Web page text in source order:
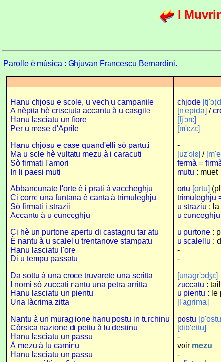
I
Parolle è mùsica : Ghjuvan Francescu Bernardini.
Hanu chjosu e scole, u vechju campanile
A nèpita hè crisciuta accantu à u casgile
Hanu lasciatu un fiore
Per u mese d'Aprile
Hanu chjosu e case quand'elli sò partuti
Ma u sole hè vultatu mezu à i caracuti
Sò firmati l'amori
In li paesi muti
Abbandunate l'orte è i prati à vaccheghju
Ci corre una funtana è canta à trimuleghju
Sò firmati i strazii
Accantu à u cunceghju
Ci hè un purtone apertu di castagnu tarlatu
È nantu à u scalellu trentanove stampatu
Hanu lasciatu l'ore
Di u tempu passatu
Da sottu à una croce truvarete una scritta
I nomi sò zuccati nantu una petra arritta
Hanu lasciatu un pientu
Una làcrima zitta
Nantu à un muraglione hanu postu in turchinu
Còrsica nazione di pettu à lu destinu
Hanu lasciatu un passu
À mezu à lu caminu
Hanu lasciatu un passu
chjode
[n'epida] /
[fj'ɔrɛ]
[m'ɛzɛ]
-
[uz'ɔlɛ] /
fermà =
mutu : muet
ortu [ortu]
trimuleghju
u straziu : la
u cunceghju
u purtone:
u scalellu :
-
-
[unagr'ɔʤɛ]
zuccatu :
u pientu : le
[l'agrima]
postu
[dib'ettu]
-
voir mezu
-